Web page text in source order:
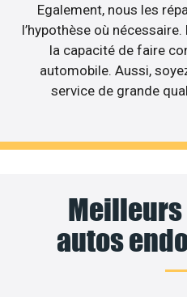
Egalement, nous les
l’hypothèse où
la capacité de faire
automobile. Aussi,
service de grande
autos